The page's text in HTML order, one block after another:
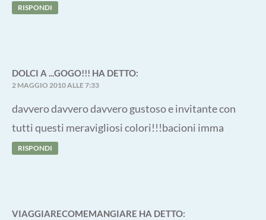
RISPONDI
DOLCI A ...GOGO!!! HA DETTO:
2 MAGGIO 2010 ALLE 7:33
davvero davvero davvero gustoso e invitante con
tutti questi meravigliosi colori!!!bacioni imma
RISPONDI
VIAGGIARECOMEMANGIARE HA DETTO: